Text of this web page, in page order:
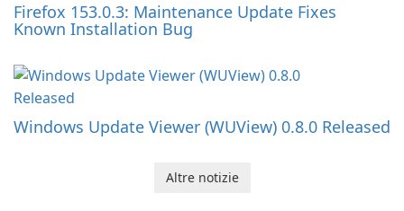
Firefox 153.0.3: Maintenance Update Fixes
Known Installation Bug
Windows Update Viewer (WUView) 0.8.0 Released
Altre notizie